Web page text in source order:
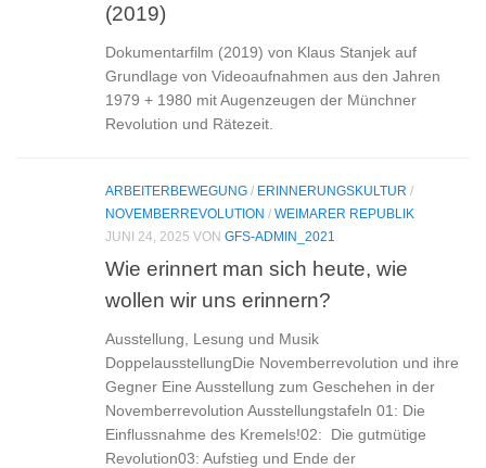
(2019)
Dokumentarfilm (2019) von Klaus Stanjek auf
Grundlage von Videoaufnahmen aus den Jahren
1979 + 1980 mit Augenzeugen der Münchner
Revolution und Rätezeit.
ARBEITERBEWEGUNG / ERINNERUNGSKULTUR /
NOVEMBERREVOLUTION / WEIMARER REPUBLIK
JUNI 24, 2025 VON GFS-ADMIN_2021
Wie erinnert man sich heute, wie
wollen wir uns erinnern?
Ausstellung, Lesung und Musik
DoppelausstellungDie Novemberrevolution und ihre
Gegner Eine Ausstellung zum Geschehen in der
Novemberrevolution Ausstellungstafeln 01: Die
Einflussnahme des Kremels!02: Die gutmütige
Revolution03: Aufstieg und Ende der